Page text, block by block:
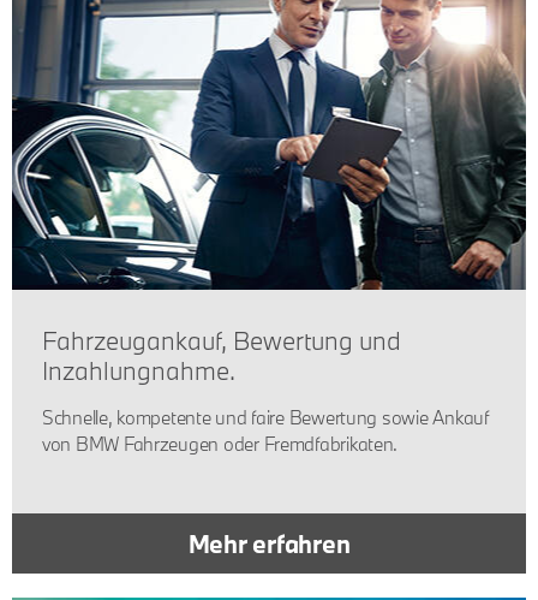
Fahrzeugankauf, Bewertung und
Inzahlungnahme.
Schnelle, kompetente und faire Bewertung sowie Ankauf
von BMW Fahrzeugen oder Fremdfabrikaten.
Mehr erfahren